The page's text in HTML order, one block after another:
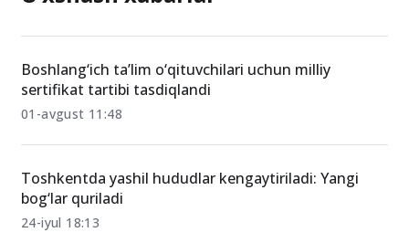
O‘xshash xabarlar
sertifikat tartibi tasdiqlandi
01-avgust 11:48